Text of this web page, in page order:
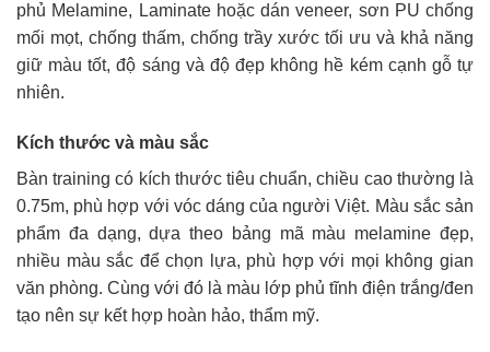
phủ Melamine, Laminate hoặc dán veneer, sơn PU chống
mối mọt, chống thấm, chống trầy xước tối ưu và khả năng
giữ màu tốt, độ sáng và độ đẹp không hề kém cạnh gỗ tự
nhiên.
Kích thước và màu sắc
Bàn training có kích thước tiêu chuẩn, chiều cao thường là
0.75m, phù hợp với vóc dáng của người Việt. Màu sắc sản
phẩm đa dạng, dựa theo bảng mã màu melamine đẹp,
nhiều màu sắc để chọn lựa, phù hợp với mọi không gian
văn phòng. Cùng với đó là màu lớp phủ tĩnh điện trắng/đen
tạo nên sự kết hợp hoàn hảo, thẩm mỹ.